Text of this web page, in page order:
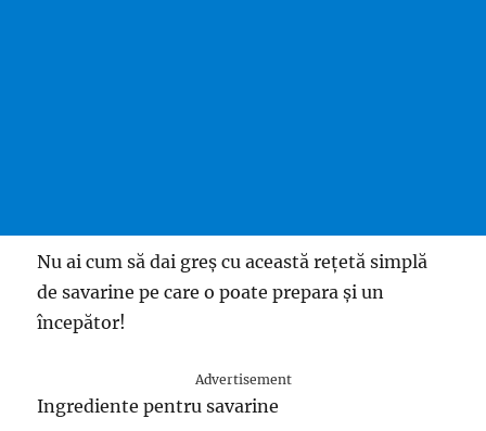
Nu ai cum să dai greș cu această rețetă simplă
de savarine pe care o poate prepara și un
începător!
Advertisement
Ingrediente pentru savarine